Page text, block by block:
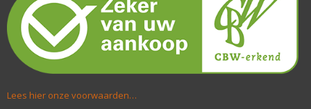
Lees hier onze voorwaarden…